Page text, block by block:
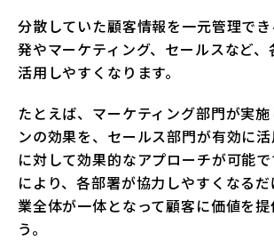
分散していた顧客情報を一元管理で
発やマーケティング、セールスなど、
活用しやすくなります。
たとえば、マーケティング部門が実
ンの効果を、セールス部門が有効に
に対して効果的なアプローチが可能
により、各部署が協力しやすくなる
業全体が一体となって顧客に価値を
う。